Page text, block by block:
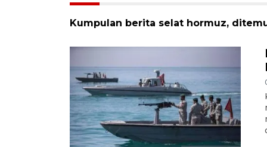
Kumpulan berita selat hormuz,